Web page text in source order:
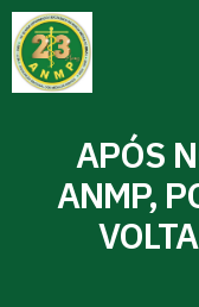
APÓS
ANMP,